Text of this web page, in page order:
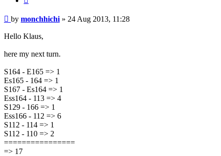
Post
by monchhichi » 24 Aug 2013, 11:28
Hello Klaus,
here my next turn.
S164 - E165 => 1
Es165 - 164 => 1
S167 - Es164 => 1
Ess164 - 113 => 4
S129 - 166 => 1
Ess166 - 112 => 6
S112 - 114 => 1
S112 - 110 => 2
================
=> 17